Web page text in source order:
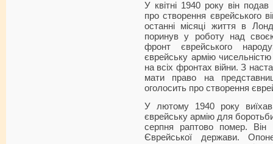
У квітні 1940 року він
про створення єврейського
останні місяці життя в
поринув у роботу над
фронт єврейського
єврейську армію
на всіх фронтах війни. З
мати право на
оголосить про створення
У лютому 1940 року
єврейську армію для
серпня раптово помер. Він
Єврейської держави.